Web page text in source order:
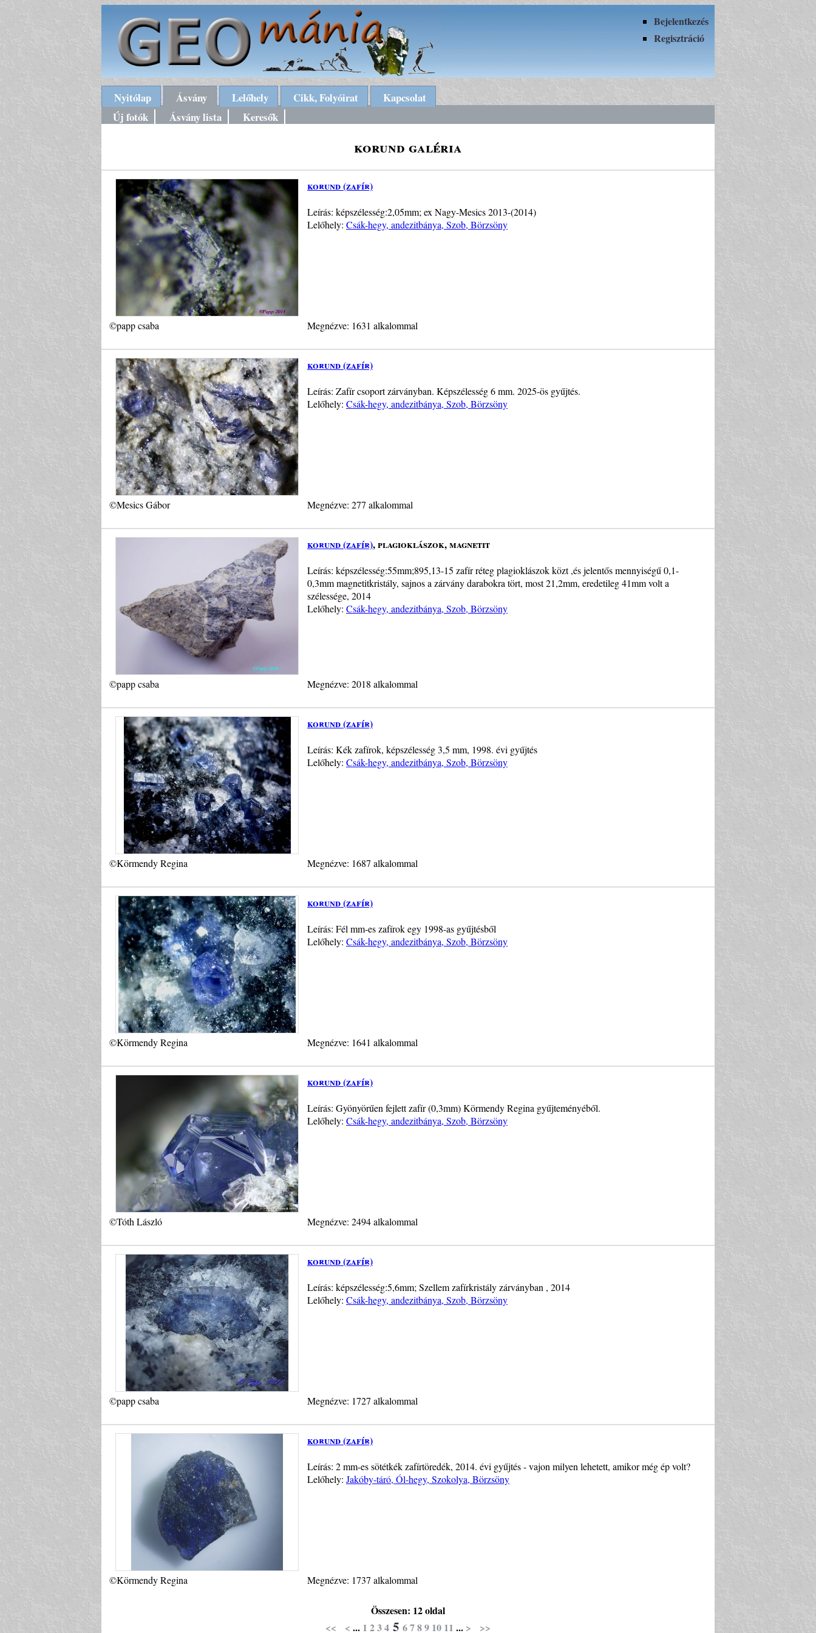
Bejelentkezés
Regisztráció
Nyitólap Ásvány Lelőhely Cikk, Folyóirat
Kapcsolat
Új fotók
Ásvány lista Keresők
korund galéria
korund (zafír)
Leírás: képszélesség:2,05mm; ex Nagy-Mesics 2013-(2014)
Lelőhely: Csák-hegy, andezitbánya, Szob, Börzsöny
©papp csaba Megnézve: 1631 alkalommal
korund (zafír)
Leírás: Zafír csoport zárványban. Képszélesség 6 mm. 2025-ös gyűjtés.
Lelőhely: Csák-hegy, andezitbánya, Szob, Börzsöny
©Mesics Gábor Megnézve: 277 alkalommal
korund (zafír), plagioklászok, magnetit
Leírás: képszélesség:55mm;895,13-15 zafír réteg plagioklászok közt ,és jelentős mennyiségű 0,1-
0,3mm magnetitkristály, sajnos a zárvány darabokra tört, most 21,2mm, eredetileg 41mm volt a
szélessége, 2014
Lelőhely: Csák-hegy, andezitbánya, Szob, Börzsöny
©papp csaba Megnézve: 2018 alkalommal
korund (zafír)
Leírás: Kék zafírok, képszélesség 3,5 mm, 1998. évi gyűjtés
Lelőhely: Csák-hegy, andezitbánya, Szob, Börzsöny
©Körmendy Regina Megnézve: 1687 alkalommal
korund (zafír)
Leírás: Fél mm-es zafírok egy 1998-as gyűjtésből
Lelőhely: Csák-hegy, andezitbánya, Szob, Börzsöny
©Körmendy Regina Megnézve: 1641 alkalommal
korund (zafír)
Leírás: Gyönyörűen fejlett zafír (0,3mm) Körmendy Regina gyűjteményéből.
Lelőhely: Csák-hegy, andezitbánya, Szob, Börzsöny
©Tóth László Megnézve: 2494 alkalommal
korund (zafír)
Leírás: képszélesség:5,6mm; Szellem zafírkristály zárványban , 2014
Lelőhely: Csák-hegy, andezitbánya, Szob, Börzsöny
©papp csaba Megnézve: 1727 alkalommal
korund (zafír)
Leírás: 2 mm-es sötétkék zafírtöredék, 2014. évi gyűjtés - vajon milyen lehetett, amikor még ép volt?
Lelőhely: Jakóby-táró, Ól-hegy, Szokolya, Börzsöny
©Körmendy Regina Megnézve: 1737 alkalommal
Összesen: 12 oldal
<<
< ... 1 234 5 6789 10 11 ... > >>